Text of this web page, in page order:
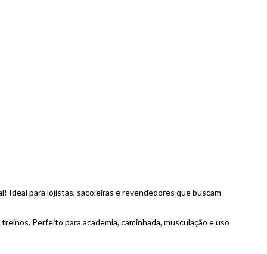
Ideal para lojistas, sacoleiras e revendedores que buscam
Perfeito para academia, caminhada, musculação e uso